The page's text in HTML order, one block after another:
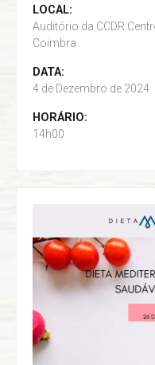
LOCAL:
Auditório da CCDR
Coimbra
DATA:
4 de Dezembro de 2024
HORÁRIO:
14h00